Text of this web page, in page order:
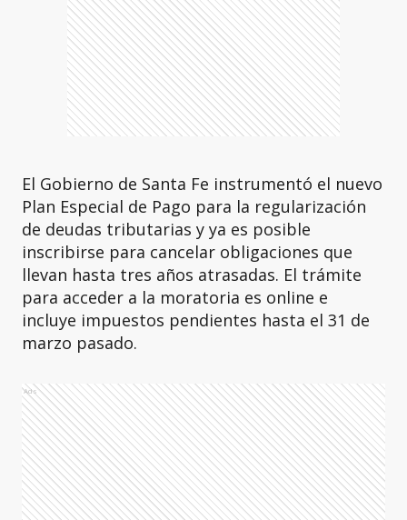
El Gobierno de Santa Fe instrumentó el nuevo
Plan Especial de Pago para la regularización
de deudas tributarias y ya es posible
inscribirse para cancelar obligaciones que
llevan hasta tres años atrasadas. El trámite
para acceder a la moratoria es online e
incluye impuestos pendientes hasta el 31 de
marzo pasado.
Ads